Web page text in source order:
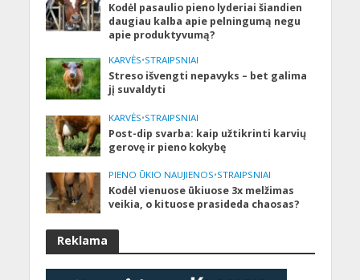
Kodėl pasaulio pieno lyderiai šiandien
daugiau kalba apie pelningumą negu
apie produktyvumą?
KARVĖS•STRAIPSNIAI
Streso išvengti nepavyks – bet galima
jį suvaldyti
KARVĖS•STRAIPSNIAI
Post-dip svarba: kaip užtikrinti karvių
gerovę ir pieno kokybę
PIENO ŪKIO NAUJIENOS•STRAIPSNIAI
Kodėl vienuose ūkiuose 3x melžimas
veikia, o kituose prasideda chaosas?
Reklama